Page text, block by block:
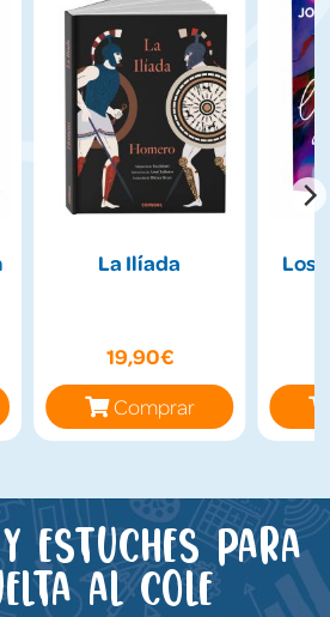
La Ilíada
19,90€
Comprar
Los
estuches para
al cole